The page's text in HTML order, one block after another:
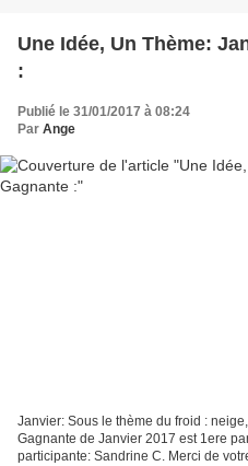
Une Idée, Un Thème:
:
Publié le 31/01/2017 à 08:24
Par Ange
Janvier: Sous le thème du froid :
Gagnante de Janvier 2017 est 1ere
participante: Sandrine C. Merci de